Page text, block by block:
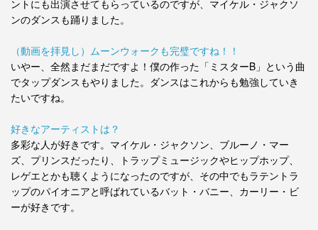
ントにも出演させてもらっているのですが、マイケル・ジャクソ
ンのダンスも踊りました。
（動画を拝見し）ムーンウォークも完璧ですね！！
いやー、全然まだまだですよ！僕の作った「ミスターB」という曲
でタップダンスもやりました。ダンスはこれからも勉強していき
たいですね。
好きなアーティストは？
多彩な人が好きです。マイケル・ジャクソン、ブルーノ・マー
ズ、プリンスだったり、トラップミュージックやヒップホップ、
レゲエとかも聴くようになったのですが、その中でもラテントラ
ップのパイオニアと呼ばれているバット・バニー、カーリー・ビ
ーが好きです。